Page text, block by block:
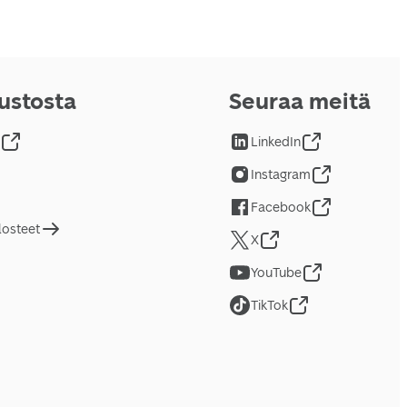
Seuraa meitä
LinkedIn
Instagram
Facebook
X
YouTube
TikTok